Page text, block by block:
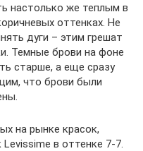
настолько же теплым в
оттенках. Не
дуги – этим грешат
Темные брови на фоне
старше, а еще сразу
что брови были
на рынке красок,
в оттенке 7-7.